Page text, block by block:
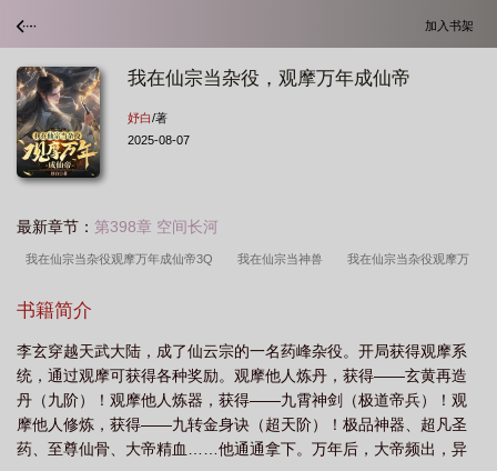
加入书架
我在仙宗当杂役，观摩万年成仙帝
妤白/著
2025-08-07
最新章节： 第398章 空间长河
我在仙宗当杂役观摩万年成仙帝3Q 我在仙宗当神兽 我在仙宗当杂役观摩万
集 我在仙宗当大师兄
免费阅读 我在仙宗当神兽gl免费 我在仙宗当杂役 我在仙宗当杂役观摩万年
成仙帝全文免费阅读 观摩万年成仙帝 妤白 我在仙宗当杂役观摩万年成仙帝完
整版 我在仙界修炼五万年 我在仙宗当神兽txt 观摩万年成仙帝妤白 我
在仙宗当神兽穿书免费云端
书籍简介
李玄穿越天武大陆，成了仙云宗的一名药峰杂役。开局获得观摩系
统，通过观摩可获得各种奖励。观摩他人炼丹，获得——玄黄再造
丹（九阶）！观摩他人炼器，获得——九霄神剑（极道帝兵）！观
摩他人修炼，获得——九转金身诀（超天阶）！极品神器、超凡圣
药、至尊仙骨、大帝精血……他通通拿下。万年后，大帝频出，异